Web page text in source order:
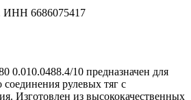
ИНН 6686075417
0.010.0488.4/10 предназначен для
рулевых тяг с
Изготовлен из высококачественных